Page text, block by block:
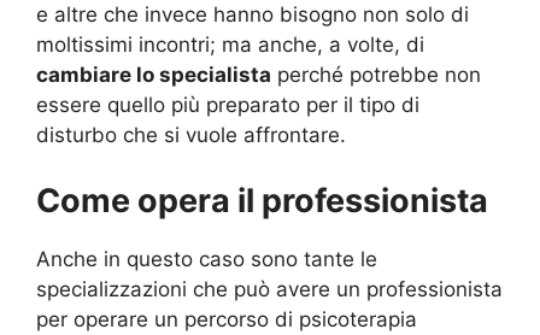
e altre che invece hanno bisogno non solo di
moltissimi incontri; ma anche, a volte, di
cambiare lo specialista perché potrebbe non
essere quello più preparato per il tipo di
disturbo che si vuole affrontare.
Come opera il professionista
Anche in questo caso sono tante le
specializzazioni che può avere un professionista
per operare un percorso di psicoterapia